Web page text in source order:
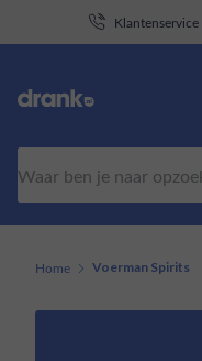
Klantenservice
Home Voerman Spirits